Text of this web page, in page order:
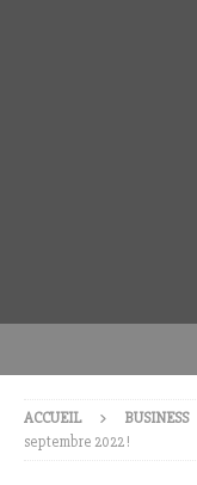
ACCUEIL BUSINESS
septembre 2022 !